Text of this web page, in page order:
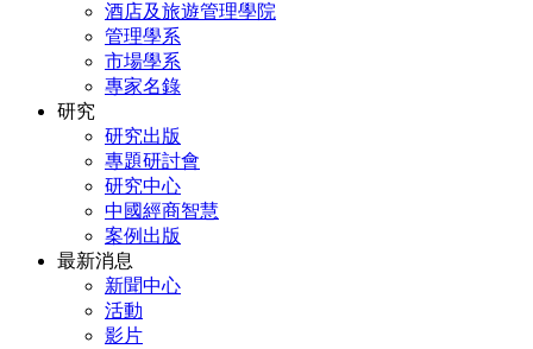
酒店及旅遊管理學院
管理學系
市場學系
專家名錄
研究
研究出版
專題研討會
研究中心
中國經商智慧
案例出版
最新消息
新聞中心
活動
影片